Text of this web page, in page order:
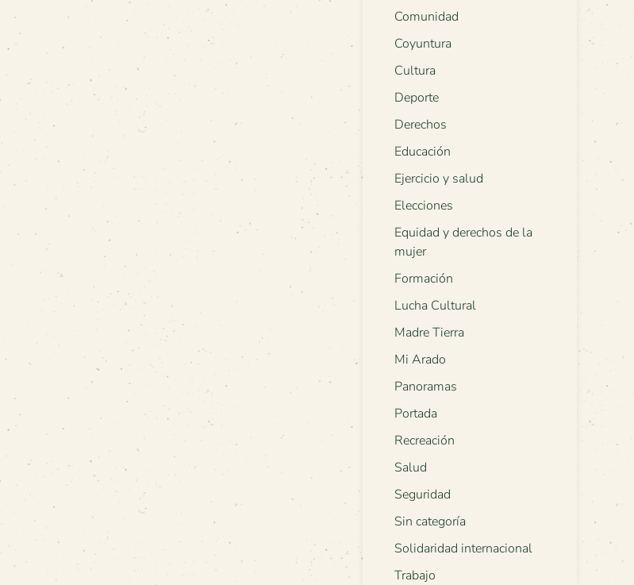
Comunidad
Coyuntura
Cultura
Deporte
Derechos
Educación
Ejercicio y salud
Elecciones
Equidad y derechos de la
mujer
Formación
Lucha Cultural
Madre Tierra
Mi Arado
Panoramas
Portada
Recreación
Salud
Seguridad
Sin categoría
Solidaridad internacional
Trabajo